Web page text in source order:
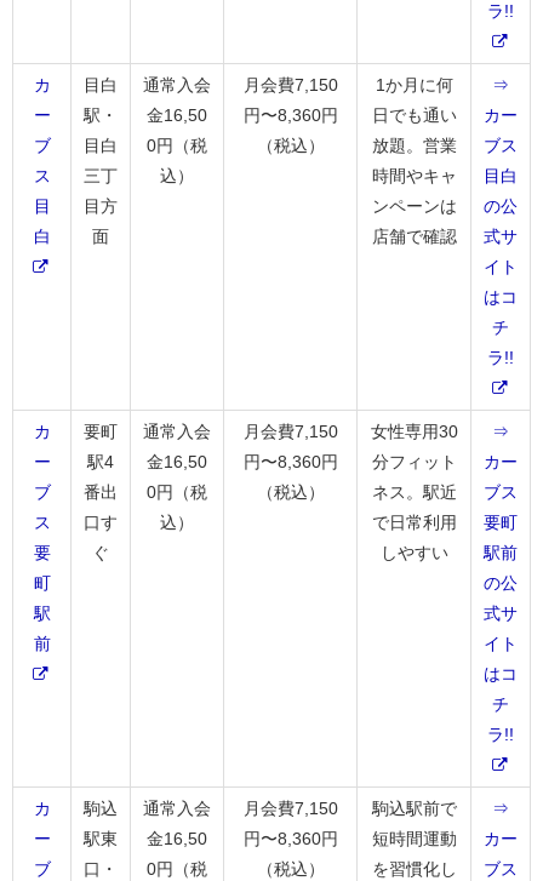
ラ!!
カ
ー
ブ
ス
目
白
目白
駅・
目白
三丁
目方
面
通常入会
金16,50
0円（税
込）
月会費7,150
円〜8,360円
（税込）
1か月に何
日でも通い
放題。営業
時間やキャ
ンペーンは
店舗で確認
⇒
カー
ブス
目白
の公
式サ
イト
はコ
チ
ラ!!
カ
ー
ブ
ス
要
町
駅
前
要町
駅4
番出
口す
ぐ
通常入会
金16,50
0円（税
込）
月会費7,150
円〜8,360円
（税込）
女性専用30
分フィット
ネス。駅近
で日常利用
しやすい
⇒
カー
ブス
要町
駅前
の公
式サ
イト
はコ
チ
ラ!!
カ
ー
ブ
駒込
駅東
口・
通常入会
金16,50
0円（税
月会費7,150
円〜8,360円
（税込）
駒込駅前で
短時間運動
を習慣化し
⇒
カー
ブス